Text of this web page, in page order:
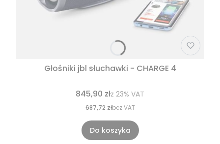
Głośniki jbl słuchawki - CHARGE 4
845,90 złz 23% VAT
687,72 złbez VAT
Do koszyka